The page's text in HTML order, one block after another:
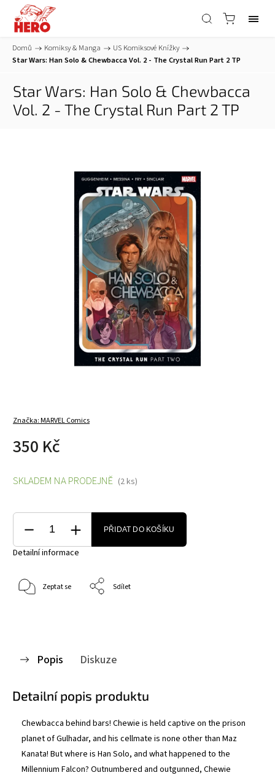
Domů / Komiksy & Manga / US Komiksové Knížky /
Star Wars: Han Solo & Chewbacca Vol. 2 - The Crystal Run Part 2 TP
Star Wars: Han Solo & Chewbacca
Vol. 2 - The Crystal Run Part 2 TP
Značka:MARVEL Comics
350 Kč
SKLADEM NA PRODEJNĚ (2 ks)
PŘIDAT DO KOŠÍKU
Detailní informace
Zeptat se Sdílet
Popis Diskuze
Detailní popis produktu
Chewbacca behind bars! Chewie is held captive on the prison
planet of Gulhadar, and his cellmate is none other than Maz
Kanata! But where is Han Solo, and what happened to the
Millennium Falcon? Outnumbered and outgunned, Chewie